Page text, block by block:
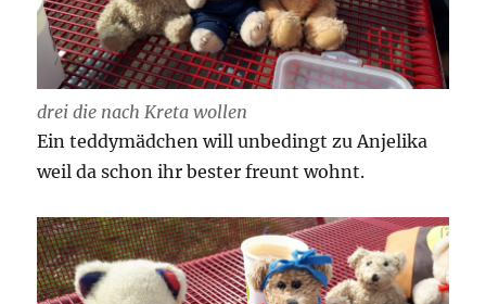
drei die nach Kreta wollen
Ein teddymädchen will unbedingt zu Anjelika
weil da schon ihr bester freunt wohnt.